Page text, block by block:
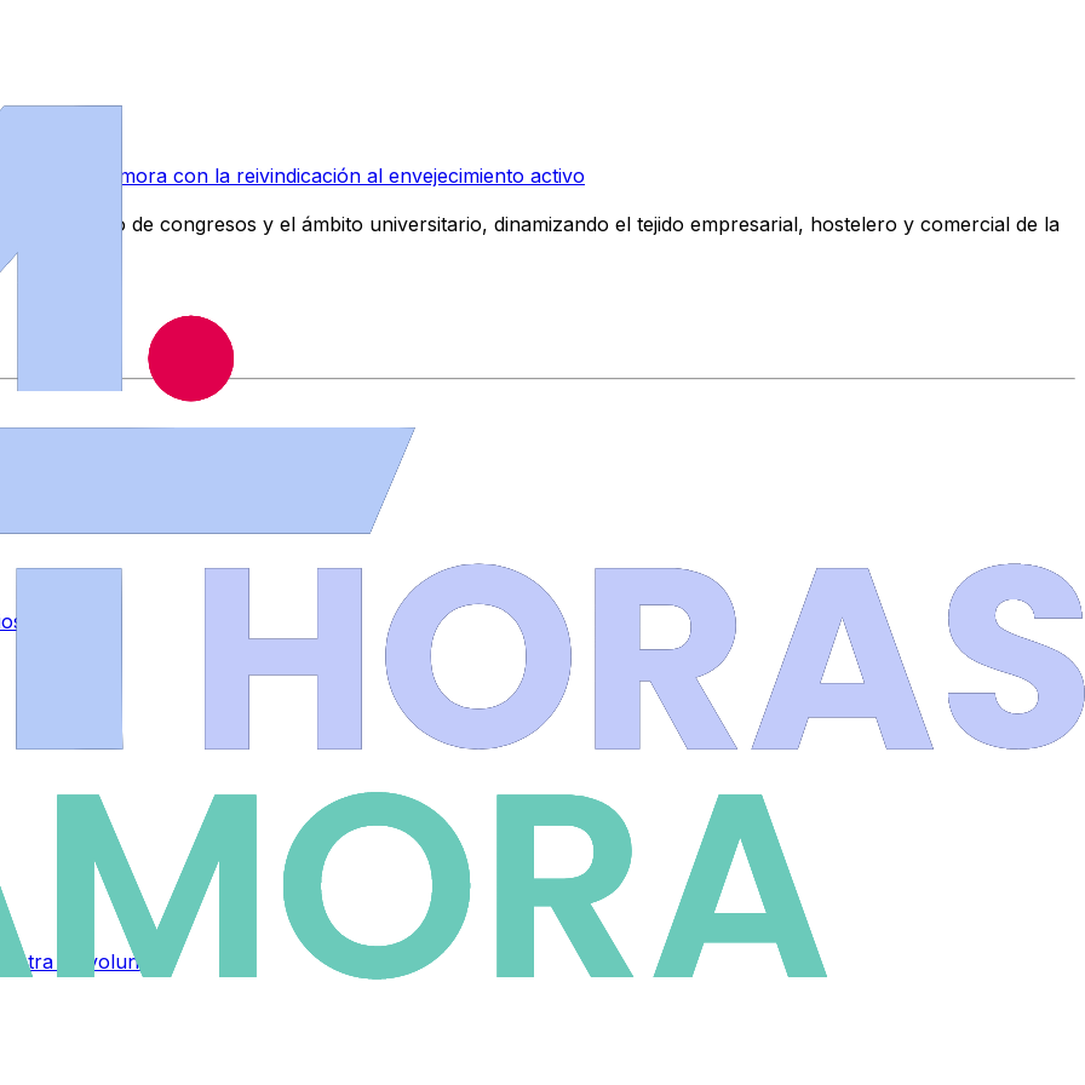
en Zamora con la reivindicación al envejecimiento activo
del turismo de congresos y el ámbito universitario, dinamizando el tejido empresarial, hostelero y comercial de la
su voluntad